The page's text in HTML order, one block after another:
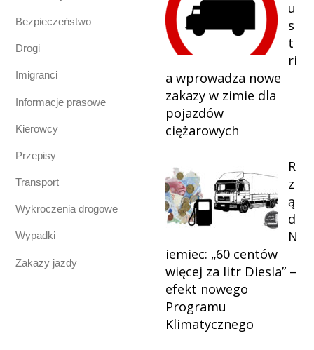
Bezpieczeństwo
Drogi
Imigranci
Informacje prasowe
Kierowcy
Przepisy
Transport
Wykroczenia drogowe
Wypadki
Zakazy jazdy
u
s
t
ri
a wprowadza nowe
zakazy w zimie dla
pojazdów
ciężarowych
R
z
ą
d
N
iemiec: „60 centów
więcej za litr Diesla” –
efekt nowego
Programu
Klimatycznego